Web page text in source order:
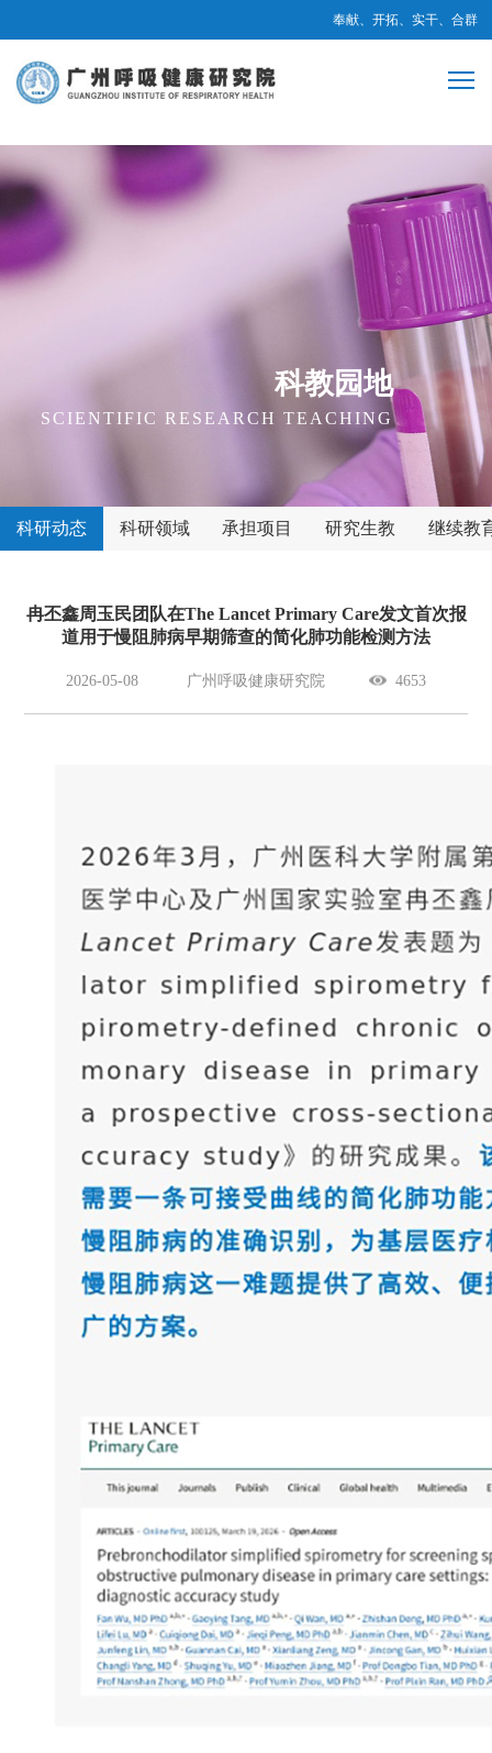
奉献、开拓、实干、合群
科教园地
SCIENTIFIC RESEARCH TEACHING
科研动态 科研领域 承担项目 研究生教 继续教
冉丕鑫周玉民团队在The Lancet Primary Care发文首次报
道用于慢阻肺病早期筛查的简化肺功能检测方法
2026-05-08 广州呼吸健康研究院 4653